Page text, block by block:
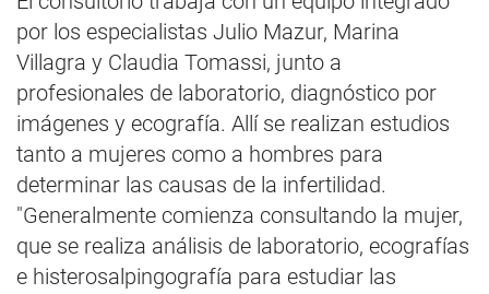
por los especialistas Julio Mazur, Marina
Villagra y Claudia Tomassi, junto a
profesionales de laboratorio, diagnóstico por
imágenes y ecografía. Allí se realizan estudios
tanto a mujeres como a hombres para
determinar las causas de la infertilidad.
"Generalmente comienza consultando la mujer,
que se realiza análisis de laboratorio, ecografías
e histerosalpingografía para estudiar las